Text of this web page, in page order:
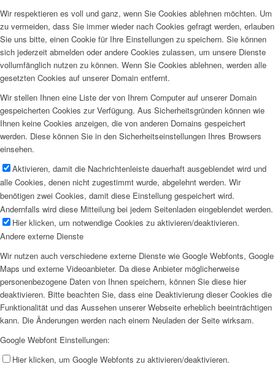
Wir respektieren es voll und ganz, wenn Sie Cookies ablehnen möchten. Um
zu vermeiden, dass Sie immer wieder nach Cookies gefragt werden, erlauben
Sie uns bitte, einen Cookie für Ihre Einstellungen zu speichern. Sie können
sich jederzeit abmelden oder andere Cookies zulassen, um unsere Dienste
vollumfänglich nutzen zu können. Wenn Sie Cookies ablehnen, werden alle
gesetzten Cookies auf unserer Domain entfernt.
Wir stellen Ihnen eine Liste der von Ihrem Computer auf unserer Domain
gespeicherten Cookies zur Verfügung. Aus Sicherheitsgründen können wie
Ihnen keine Cookies anzeigen, die von anderen Domains gespeichert
werden. Diese können Sie in den Sicherheitseinstellungen Ihres Browsers
einsehen.
Aktivieren, damit die Nachrichtenleiste dauerhaft ausgeblendet wird und
alle Cookies, denen nicht zugestimmt wurde, abgelehnt werden. Wir
benötigen zwei Cookies, damit diese Einstellung gespeichert wird.
Andernfalls wird diese Mitteilung bei jedem Seitenladen eingeblendet werden.
Hier klicken, um notwendige Cookies zu aktivieren/deaktivieren.
Andere externe Dienste
Wir nutzen auch verschiedene externe Dienste wie Google Webfonts, Google
Maps und externe Videoanbieter. Da diese Anbieter möglicherweise
personenbezogene Daten von Ihnen speichern, können Sie diese hier
deaktivieren. Bitte beachten Sie, dass eine Deaktivierung dieser Cookies die
Funktionalität und das Aussehen unserer Webseite erheblich beeinträchtigen
kann. Die Änderungen werden nach einem Neuladen der Seite wirksam.
Google Webfont Einstellungen:
Hier klicken, um Google Webfonts zu aktivieren/deaktivieren.